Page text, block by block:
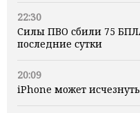
22:30
Силы ПВО сбили 75
последние сутки
20:09
iPhone может